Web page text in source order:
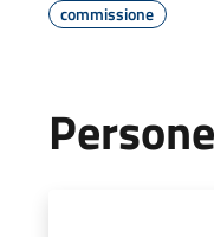
commissione